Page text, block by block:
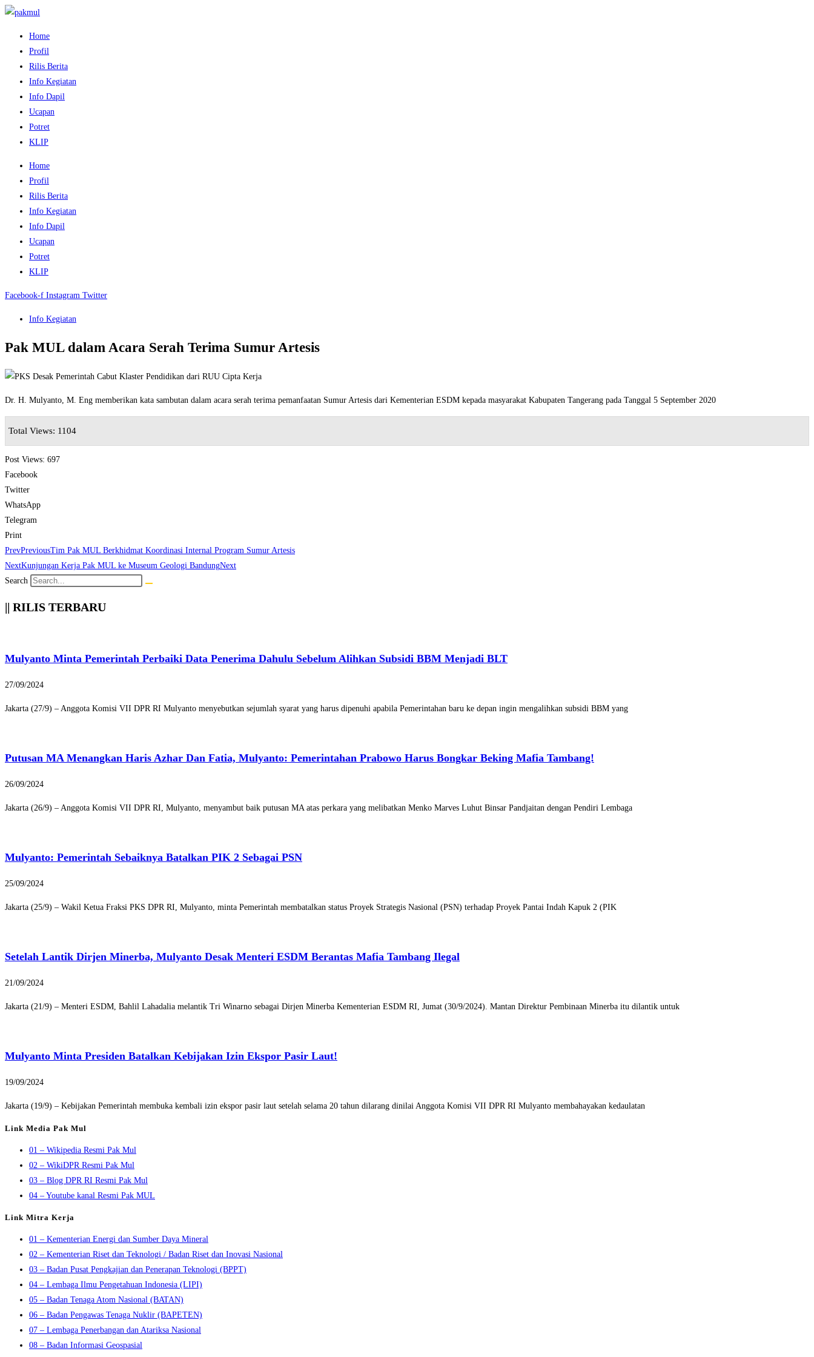
Home
Profil
Rilis Berita
Info Kegiatan
Info Dapil
Ucapan
Potret
KLIP
Home
Profil
Rilis Berita
Info Kegiatan
Info Dapil
Ucapan
Potret
KLIP
Facebook-f Instagram Twitter
Info Kegiatan
Pak MUL dalam Acara Serah Terima Sumur Artesis
Dr. H. Mulyanto, M. Eng memberikan kata sambutan dalam acara serah terima pemanfaatan Sumur Artesis dari Kementerian ESDM kepada masyarakat Kabupaten Tangerang pada Tanggal 5 September 2020
Total Views: 1104
Post Views: 697
Facebook
Twitter
WhatsApp
Telegram
Print
PrevPreviousTim Pak MUL Berkhidmat Koordinasi Internal Program Sumur Artesis
NextKunjungan Kerja Pak MUL ke Museum Geologi BandungNext
Search
|| RILIS TERBARU
Mulyanto Minta Pemerintah Perbaiki Data Penerima Dahulu Sebelum Alihkan Subsidi BBM Menjadi BLT
27/09/2024
Jakarta (27/9) – Anggota Komisi VII DPR RI Mulyanto menyebutkan sejumlah syarat yang harus dipenuhi apabila Pemerintahan baru ke depan ingin mengalihkan subsidi BBM yang
Putusan MA Menangkan Haris Azhar Dan Fatia, Mulyanto: Pemerintahan Prabowo Harus Bongkar Beking Mafia Tambang!
26/09/2024
Jakarta (26/9) – Anggota Komisi VII DPR RI, Mulyanto, menyambut baik putusan MA atas perkara yang melibatkan Menko Marves Luhut Binsar Pandjaitan dengan Pendiri Lembaga
Mulyanto: Pemerintah Sebaiknya Batalkan PIK 2 Sebagai PSN
25/09/2024
Jakarta (25/9) – Wakil Ketua Fraksi PKS DPR RI, Mulyanto, minta Pemerintah membatalkan status Proyek Strategis Nasional (PSN) terhadap Proyek Pantai Indah Kapuk 2 (PIK
Setelah Lantik Dirjen Minerba, Mulyanto Desak Menteri ESDM Berantas Mafia Tambang Ilegal
21/09/2024
Jakarta (21/9) – Menteri ESDM, Bahlil Lahadalia melantik Tri Winarno sebagai Dirjen Minerba Kementerian ESDM RI, Jumat (30/9/2024). Mantan Direktur Pembinaan Minerba itu dilantik untuk
Mulyanto Minta Presiden Batalkan Kebijakan Izin Ekspor Pasir Laut!
19/09/2024
Jakarta (19/9) – Kebijakan Pemerintah membuka kembali izin ekspor pasir laut setelah selama 20 tahun dilarang dinilai Anggota Komisi VII DPR RI Mulyanto membahayakan kedaulatan
Link Media Pak Mul
01 – Wikipedia Resmi Pak Mul
02 – WikiDPR Resmi Pak Mul
03 – Blog DPR RI Resmi Pak Mul
04 – Youtube kanal Resmi Pak MUL
Link Mitra Kerja
01 – Kementerian Energi dan Sumber Daya Mineral
02 – Kementerian Riset dan Teknologi / Badan Riset dan Inovasi Nasional
03 – Badan Pusat Pengkajian dan Penerapan Teknologi (BPPT)
04 – Lembaga Ilmu Pengetahuan Indonesia (LIPI)
05 – Badan Tenaga Atom Nasional (BATAN)
06 – Badan Pengawas Tenaga Nuklir (BAPETEN)
07 – Lembaga Penerbangan dan Atariksa Nasional
08 – Badan Informasi Geospasial